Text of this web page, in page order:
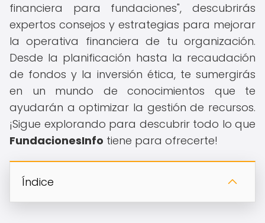
financiera para fundaciones", descubrirás
expertos consejos y estrategias para mejorar
la operativa financiera de tu organización.
Desde la planificación hasta la recaudación
de fondos y la inversión ética, te sumergirás
en un mundo de conocimientos que te
ayudarán a optimizar la gestión de recursos.
¡Sigue explorando para descubrir todo lo que
FundacionesInfo tiene para ofrecerte!
Índice